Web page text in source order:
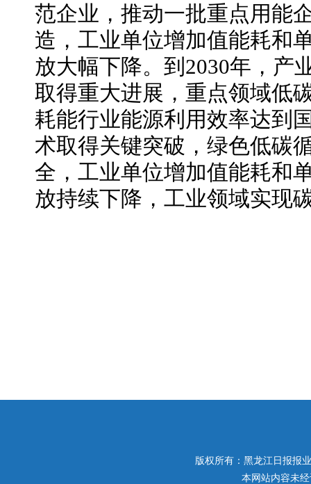
范企业，推动一批重点用能
造，工业单位增加值能耗和
放大幅下降。到2030年，产
取得重大进展，重点领域低
耗能行业能源利用效率达到
术取得关键突破，绿色低碳
全，工业单位增加值能耗和
放持续下降，工业领域实现
版权所有：黑龙江日报报
本网站内容未